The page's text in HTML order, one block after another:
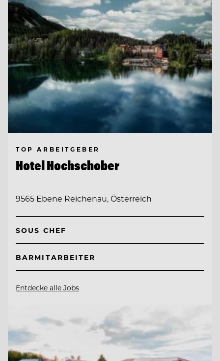
TOP ARBEITGEBER
Hotel Hochschober
9565 Ebene Reichenau, Österreich
SOUS CHEF
BARMITARBEITER
Entdecke alle Jobs